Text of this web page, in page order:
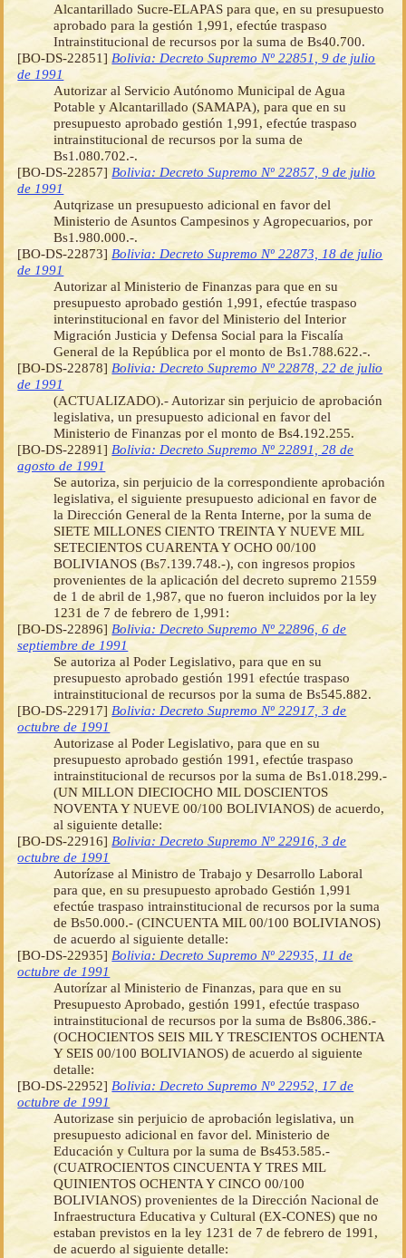
Alcantarillado Sucre-ELAPAS para que, en su presupuesto
aprobado para la gestión 1,991, efectúe traspaso
Intrainstitucional de recursos por la suma de Bs40.700.
[BO-DS-22851] Bolivia: Decreto Supremo Nº 22851, 9 de julio
de 1991
Autorizar al Servicio Autónomo Municipal de Agua
Potable y Alcantarillado (SAMAPA), para que en su
presupuesto aprobado gestión 1,991, efectúe traspaso
intrainstitucional de recursos por la suma de
Bs1.080.702.-.
[BO-DS-22857] Bolivia: Decreto Supremo Nº 22857, 9 de julio
de 1991
Autqrizase un presupuesto adicional en favor del
Ministerio de Asuntos Campesinos y Agropecuarios, por
Bs1.980.000.-.
[BO-DS-22873]Bolivia: Decreto Supremo Nº 22873, 18 de julio
de 1991
Autorizar al Ministerio de Finanzas para que en su
presupuesto aprobado gestión 1,991, efectúe traspaso
interinstitucional en favor del Ministerio del Interior
Migración Justicia y Defensa Social para la Fiscalía
General de la República por el monto de Bs1.788.622.-.
[BO-DS-22878] Bolivia: Decreto Supremo Nº 22878, 22 de julio
de 1991
(ACTUALIZADO).- Autorizar sin perjuicio de aprobación
legislativa, un presupuesto adicional en favor del
Ministerio de Finanzas por el monto de Bs4.192.255.
[BO-DS-22891] Bolivia: Decreto Supremo Nº 22891, 28 de
agosto de 1991
Se autoriza, sin perjuicio de la correspondiente aprobación
legislativa, el siguiente presupuesto adicional en favor de
la Dirección General de la Renta Interne, por la suma de
SIETE MILLONES CIENTO TREINTA Y NUEVE MIL
SETECIENTOS CUARENTA Y OCHO 00/100
BOLIVIANOS (Bs7.139.748.-), con ingresos propios
provenientes de la aplicación del decreto supremo 21559
de 1 de abril de 1,987, que no fueron incluidos por la ley
1231 de 7 de febrero de 1,991:
[BO-DS-22896] Bolivia: Decreto Supremo Nº 22896, 6 de
septiembre de 1991
Se autoriza al Poder Legislativo, para que en su
presupuesto aprobado gestión 1991 efectúe traspaso
intrainstitucional de recursos por la suma de Bs545.882.
[BO-DS-22917] Bolivia: Decreto Supremo Nº 22917, 3 de
octubre de 1991
Autorizase al Poder Legislativo, para que en su
presupuesto aprobado gestión 1991, efectúe traspaso
intrainstitucional de recursos por la suma de Bs1.018.299.-
(UN MILLON DIECIOCHO MIL DOSCIENTOS
NOVENTA Y NUEVE 00/100 BOLIVIANOS) de acuerdo,
al siguiente detalle:
[BO-DS-22916] Bolivia: Decreto Supremo Nº 22916, 3 de
octubre de 1991
Autorízase al Ministro de Trabajo y Desarrollo Laboral
para que, en su presupuesto aprobado Gestión 1,991
efectúe traspaso intrainstitucional de recursos por la suma
de Bs50.000.- (CINCUENTA MIL 00/100 BOLIVIANOS)
de acuerdo al siguiente detalle:
[BO-DS-22935] Bolivia: Decreto Supremo Nº 22935, 11 de
octubre de 1991
Autorízar al Ministerio de Finanzas, para que en su
Presupuesto Aprobado, gestión 1991, efectúe traspaso
intrainstitucional de recursos por la suma de Bs806.386.-
(OCHOCIENTOS SEIS MIL Y TRESCIENTOS OCHENTA
Y SEIS 00/100 BOLIVIANOS) de acuerdo al siguiente
detalle:
[BO-DS-22952] Bolivia: Decreto Supremo Nº 22952, 17 de
octubre de 1991
Autorizase sin perjuicio de aprobación legislativa, un
presupuesto adicional en favor del. Ministerio de
Educación y Cultura por la suma de Bs453.585.-
(CUATROCIENTOS CINCUENTA Y TRES MIL
QUINIENTOS OCHENTA Y CINCO 00/100
BOLIVIANOS) provenientes de la Dirección Nacional de
Infraestructura Educativa y Cultural (EX-CONES) que no
estaban previstos en la ley 1231 de 7 de febrero de 1991,
de acuerdo al siguiente detalle: